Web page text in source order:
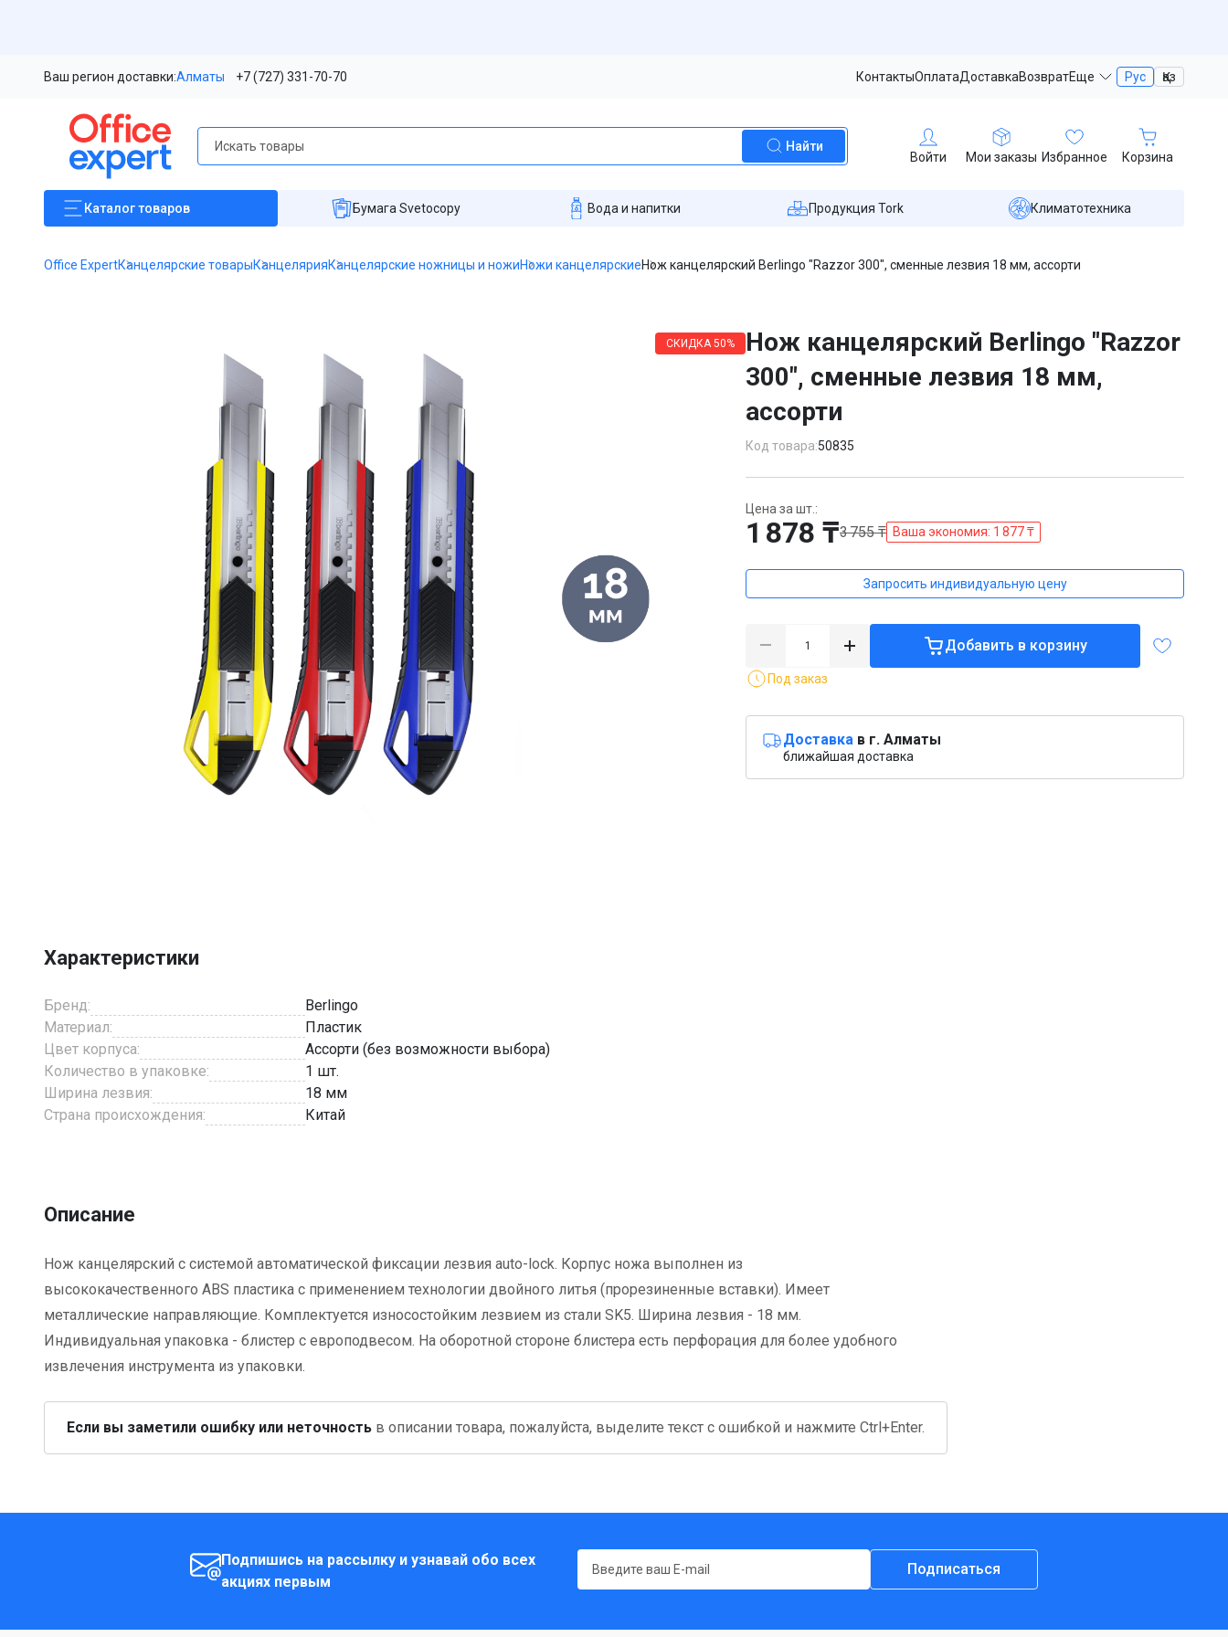
Ваш регион доставки:Алматы +7 (727) 331-70-70 КонтактыОплатаДоставкаВозвратЕще Рус Қаз
Найти
Войти Мои заказы Избранное Корзина
Каталогтоваров Бумага Svetocopy Вода и напитки Продукция Tork Климатотехника
Office ExpertКанцелярские товарыКанцелярияКанцелярские ножницы и ножиНожи канцелярскиеНож канцелярский Berlingo "Razzor 300", сменные лезвия 18 мм, ассорти
2
СКИДКА 50%
Нож канцелярский Berlingo "Razzor
300", сменные лезвия 18 мм,
ассорти
Код товара:50835
Цена за шт.:
1 878 ₸3 755 ₸ Ваша экономия: 1 877 ₸
Запросить индивидуальную цену
Добавить в корзину
Под заказ
Доставка в г. Алматы
ближайшая доставка
Характеристики
Бренд:
Berlingo
Материал:
Пластик
Цвет корпуса:
Ассорти (без возможности выбора)
Количество в упаковке:
1 шт.
Ширина лезвия:
18 мм
Страна происхождения:
Китай
Описание
Нож канцелярский с системой автоматической фиксации лезвия auto-lock. Корпус ножа выполнен из
высококачественного ABS пластика с применением технологии двойного литья (прорезиненные вставки). Имеет
металлические направляющие. Комплектуется износостойким лезвием из стали SK5. Ширина лезвия - 18 мм.
Индивидуальная упаковка - блистер с европодвесом. На оборотной стороне блистера есть перфорация для более удобного
извлечения инструмента из упаковки.
Если вы заметили ошибку или неточность в описании товара, пожалуйста, выделите текст с ошибкой и нажмите Ctrl+Enter.
Подпишись на рассылку и узнавай обо всех
акциях первым
Подписаться